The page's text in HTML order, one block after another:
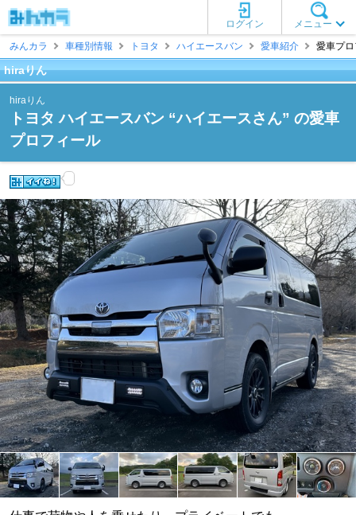
メニュー
ログイン
みんカラ
車種別情報 トヨタ ハイエースバン 愛車紹介 愛車プ
hiraりん
hiraりん
トヨタ ハイエースバン “ハイエースさん” の愛車
プロフィール